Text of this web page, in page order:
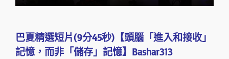
P
a
y
M
t
e
S
t
t
P
P
E
t
巴夏精選短片(9分45秒)【頭腦「進入和接收」
記憶，而非「儲存」記憶】Bashar313